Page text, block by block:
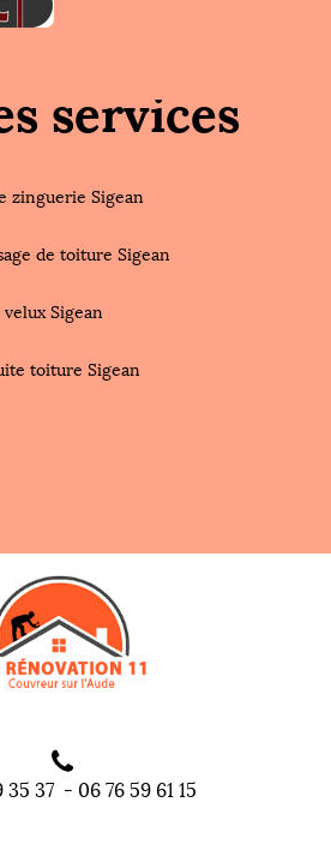
services
zinguerie Sigean
de toiture Sigean
Sigean
toiture Sigean
35 37 - 06 76 59 61 15